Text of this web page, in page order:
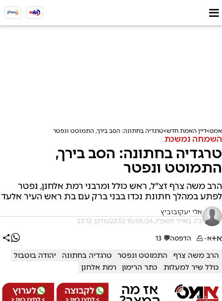
אמס דיין האמת חדש טרגדיה בחתונה: הסב בירך, התמוטט ונפטר
השמחה נמשכת
טרגדיה בחתונה: הסב בירך,
התמוטט ונפטר
הרב משה צרף זצ"ל, ראש כולל ומרבני רמת אלחנן, נפטר
לפתע במהלך חתונת נכדו בבני ברק עם בת ראש העיר אלעד
אלי יעקובוביץ
כ"ג באייר תשפ"ו, 10/05/26 22:52 עודכן: 23:12
א+א- הדפסה💬
13
הרב משה צרף התמוטט ונפטר טרגדיה בחתונה
יהודה בוטבול
כולל שיר למעלות
כתר הרימון רמת אלחנן